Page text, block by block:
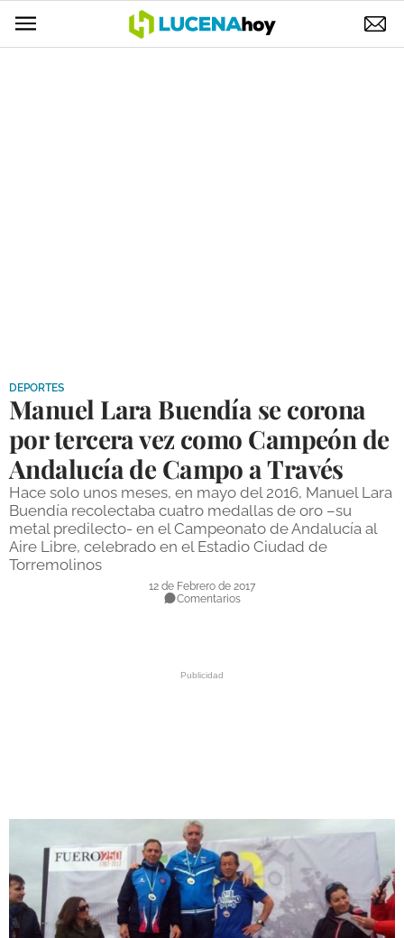
DEPORTES
COMPETICIONES
DEPORTE BASE
OPINIÓN
VENTANA CIUDADANA
GALERÍAS
DEPORTES
Manuel Lara Buendía se corona
por tercera vez como Campeón de
Andalucía de Campo a Través
Hace solo unos meses, en mayo del 2016, Manuel Lara
Buendía recolectaba cuatro medallas de oro –su
metal predilecto- en el Campeonato de Andalucía al
Aire Libre, celebrado en el Estadio Ciudad de
Torremolinos
12 de Febrero de 2017
Comentarios